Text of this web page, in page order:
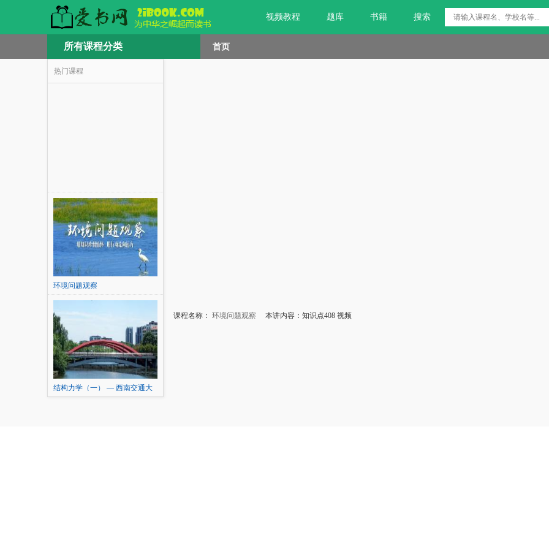
视频教程 题库 书籍 搜索
所有课程分类 首页
热门课程
环境问题观察
结构力学（一） — 西南交通大
课程名称： 环境问题观察 本讲内容：知识点408 视频